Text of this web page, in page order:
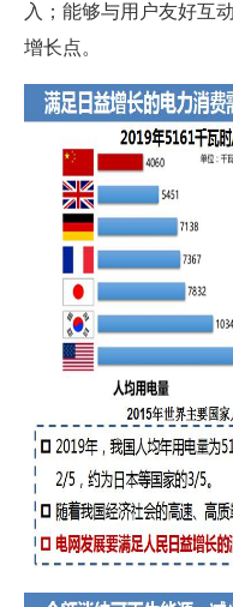
入；能够与用户友好互
增长点。